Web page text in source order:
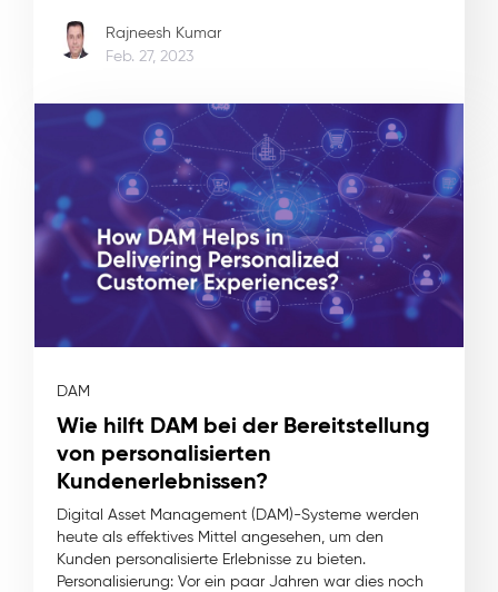
Rajneesh Kumar
Feb. 27, 2023
DAM
Wie hilft DAM bei der Bereitstellung
von personalisierten
Kundenerlebnissen?
Digital Asset Management (DAM)-Systeme werden
heute als effektives Mittel angesehen, um den
Kunden personalisierte Erlebnisse zu bieten.
Personalisierung: Vor ein paar Jahren war dies noch